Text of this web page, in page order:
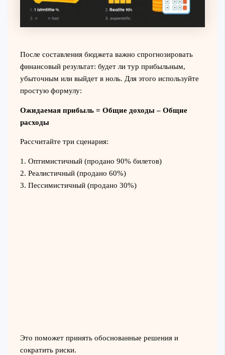
После составления бюджета важно спрогнозировать
финансовый результат: будет ли тур прибыльным,
убыточным или выйдет в ноль. Для этого используйте
простую формулу:
Ожидаемая прибыль = Общие доходы – Общие
расходы
Рассчитайте три сценария:
1. Оптимистичный (продано 90% билетов)
2. Реалистичный (продано 60%)
3. Пессимистичный (продано 30%)
Это поможет принять обоснованные решения и
сократить риски.